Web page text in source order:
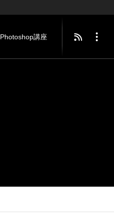
Photoshop講座